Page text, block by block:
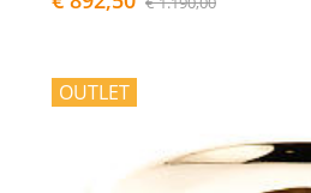
OUTLET